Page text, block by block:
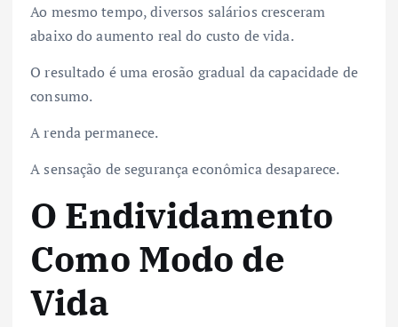
Ao mesmo tempo, diversos salários cresceram
abaixo do aumento real do custo de vida.
O resultado é uma erosão gradual da capacidade de
consumo.
A renda permanece.
A sensação de segurança econômica desaparece.
O Endividamento
Como Modo de
Vida